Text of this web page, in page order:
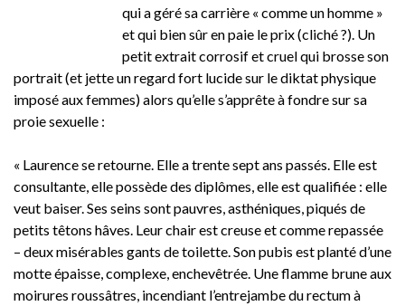
qui a géré sa carrière « comme un homme »
et qui bien sûr en paie le prix (cliché ?). Un
petit extrait corrosif et cruel qui brosse son
portrait (et jette un regard fort lucide sur le diktat physique
imposé aux femmes) alors qu’elle s’apprête à fondre sur sa
proie sexuelle :
« Laurence se retourne. Elle a trente sept ans passés. Elle est
consultante, elle possède des diplômes, elle est qualifiée : elle
veut baiser. Ses seins sont pauvres, asthéniques, piqués de
petits têtons hâves. Leur chair est creuse et comme repassée
– deux misérables gants de toilette. Son pubis est planté d’une
motte épaisse, complexe, enchevêtrée. Une flamme brune aux
moirures roussâtres, incendiant l’entrejambe du rectum à